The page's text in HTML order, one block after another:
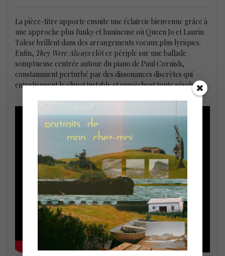
La pièce-titre apporte ensuite une éclaircie bienvenue grâce à
une approche plus funky et lumineuse où Queen Jo et Laurin
Talese brillent dans des arrangements vocaux plus lyriques.
Enfin, They Were Always clôt ce périple sur une ballade
somptueuse centrée autour du piano de Paul Cornish,
constamment perturbé par des dissonances discrètes qui
entretiennent le climat instable et empêchent toute résolution.